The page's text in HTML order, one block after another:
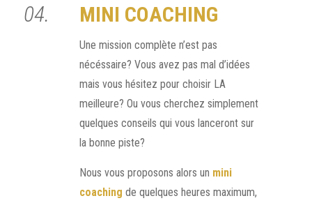
04. MINI COACHING
Une mission complète n’est pas
nécéssaire? Vous avez pas mal d’idées
mais vous hésitez pour choisir LA
meilleure? Ou vous cherchez simplement
quelques conseils qui vous lanceront sur
la bonne piste?
Nous vous proposons alors un mini
coaching de quelques heures maximum,